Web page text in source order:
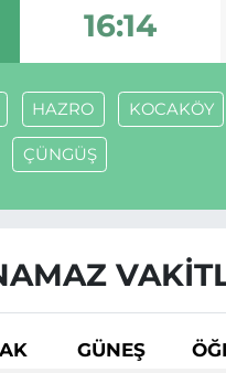
16:14
HAZRO KOCAKÖY
ÇÜNGÜŞ
GÜNEŞ